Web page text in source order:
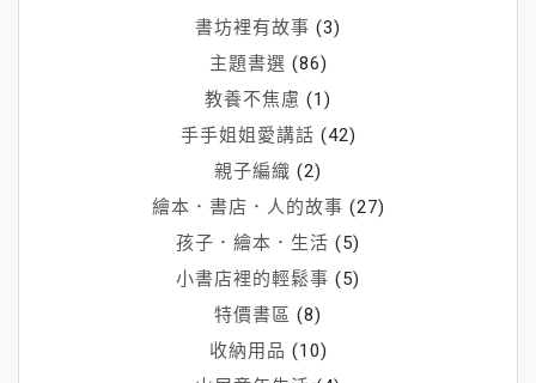
書坊裡有故事 (3)
主題書選 (86)
教養不焦慮 (1)
手手姐姐愛講話 (42)
親子編織 (2)
繪本．書店．人的故事 (27)
孩子．繪本．生活 (5)
小書店裡的輕鬆事 (5)
特價書區 (8)
收納用品 (10)